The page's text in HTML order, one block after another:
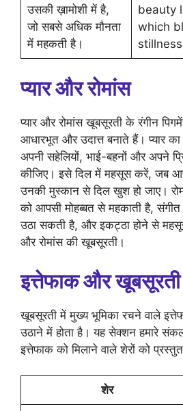
उसकी ख़ामोशी में है,
जो सबसे अधिक मौनता
में महकती है।
beauty
which
प्यार और रोमांस
प्यार और रोमांस खूबसूरती के रंगीन
आधारभूत और उदात्त बनाते हैं। प्यार
अपनी सहेलियों, भाई-बहनों और अपने
कीजिए। इसे दिल में महसूस करें, जब
उनकी मुस्कान से दिल खुश हो जाए।
को आपसी मोहब्बत से महकाती है,
उठा सकती है, और इकट्ठा होने से
और रोमांस की खूबसूरती।
इत्तेफाक और खूबसूरती
खूबसूरती में मुख्य भूमिका रचने वाले
उठाने में होता है। यह सेक्शन हमारे
इत्तेफाक को मिलाने वाले शेरों को
शेर